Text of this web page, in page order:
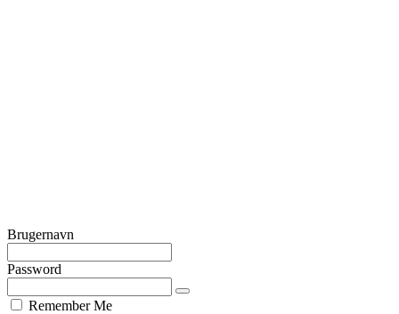
Brugernavn
Password
Remember Me